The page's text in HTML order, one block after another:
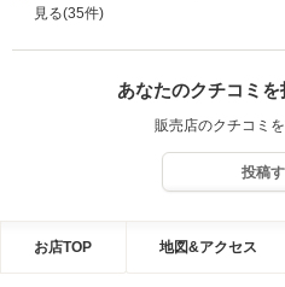
見る(35件)
あなたのクチコミ
販売店のクチコミを
投稿
お店TOP 地図&アクセス